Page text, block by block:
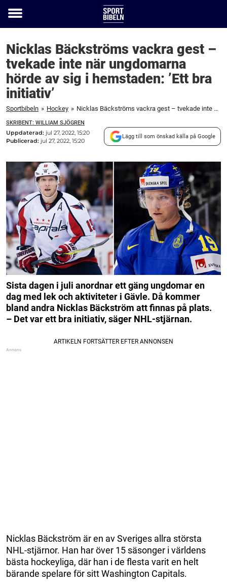
Toggle
Nicklas Bäckströms vackra gest –
tvekade inte när ungdomarna
hörde av sig i hemstaden: ’Ett bra
initiativ’
Sportbibeln » Hockey » Nicklas Bäckströms vackra gest – tvekade inte när ungdomarna hörde av sig i hemstaden: 'Ett bra initiativ'
SKRIBENT: WILLIAM SJÖGREN
Uppdaterad: jul 27, 2022, 15:20
Publicerad: jul 27, 2022, 15:20
Lägg till som önskad källa på Google
Sista dagen i juli anordnar ett gäng ungdomar en
dag med lek och aktiviteter i Gävle. Då kommer
bland andra Nicklas Bäckström att finnas på plats.
– Det var ett bra initiativ, säger NHL-stjärnan.
Nicklas Bäckström är en av Sveriges allra största
NHL-stjärnor. Han har över 15 säsonger i världens
bästa hockeyliga, där han i de flesta varit en helt
bärande spelare för sitt Washington Capitals.